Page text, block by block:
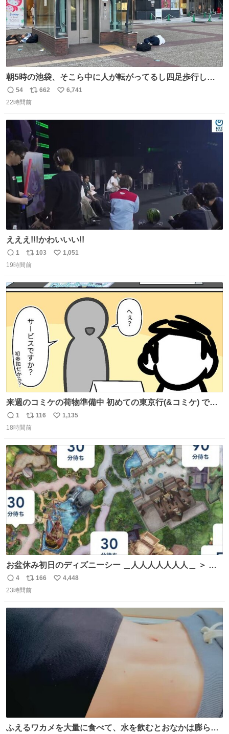
朝5時の池袋、そこら中に人が転がってるし四足歩行して
る人もいるしで良い街だ
返
信
54
リ
ポ
ト
数
662
い
6,741
22時間前
えええ!!!かわいいい!!
返
信
1
リ
ポ
ト
103
い
数
1,051
19時間前
来週のコミケの荷物準備中 初めての東京行(&コミケ) です
#C108
返
信
1
リ
ポ
ト
数
116
い
数
1,135
18時間前
お盆休み初日のディズニーシー ＿人人人人人人人＿ ＞ 空
い て る！＜ ￣^Y^Y^Y^Y^ Y￣
返
信
4
リ
ポ
ト
166
い
4,448
23時間前
ふえるワカメを大量に食べて、水を飲むとおなかは膨ら